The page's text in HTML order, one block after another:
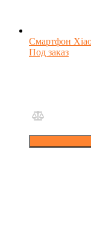
Смартфон
Под заказ